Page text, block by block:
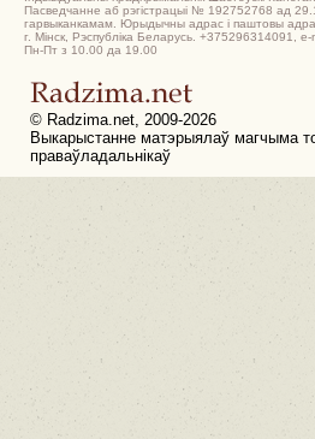
Пасведчанне аб рэгістрацыі № 192752768 ад
гарвыканкамам. Юрыдычны адрас і паштовы
г. Мінск, Рэспубліка Беларусь. +375296314091,
Пн-Пт з 10.00 да 19.00
© Radzima.net, 2009-2026
Выкарыстанне матэрыялаў магчыма
праваўладальнікаў